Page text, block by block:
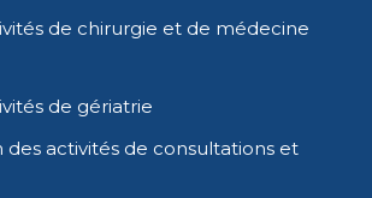
de chirurgie et de médecine
de gériatrie
des activités de consultations et